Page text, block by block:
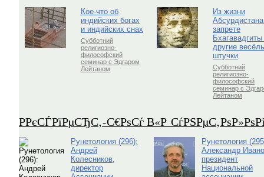
Кое-что об
индийских богах
и индийских снах
Субботний
религиозно-
философский
семинар с Эдгаром
Лейтаном
Из жизни
запрете
Бхагавадгиты
другие
штучки
Субботний
религиозно-
философский
семинар с
Лейтаном
Р­РєСЃРїРµСЂС‚-С€РѕСѓ В«Р
Рунетология (296):
Андрей
Колесников,
директор
Рунетология
Александр
президент
Национальной